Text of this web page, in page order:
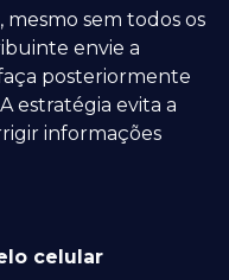
sem todos os
envie a
posteriormente
estratégia evita a
informações
celular